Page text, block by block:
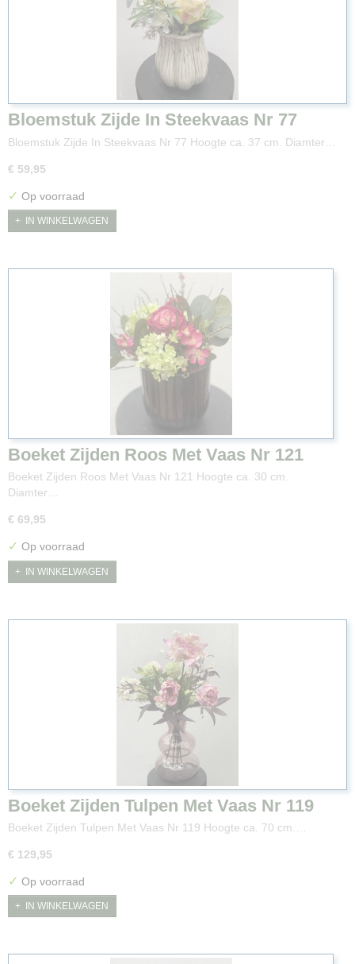
Bloemstuk Zijde In Steekvaas Nr 77
Bloemstuk Zijde In Steekvaas Nr 77 Hoogte ca. 37 cm. Diamter…
€ 59,95
✓ Op voorraad
IN WINKELWAGEN
Boeket Zijden Roos Met Vaas Nr 121
Boeket Zijden Roos Met Vaas Nr 121 Hoogte ca. 30 cm.
Diamter…
€ 69,95
✓ Op voorraad
IN WINKELWAGEN
Boeket Zijden Tulpen Met Vaas Nr 119
Boeket Zijden Tulpen Met Vaas Nr 119 Hoogte ca. 70 cm.…
€ 129,95
✓ Op voorraad
IN WINKELWAGEN